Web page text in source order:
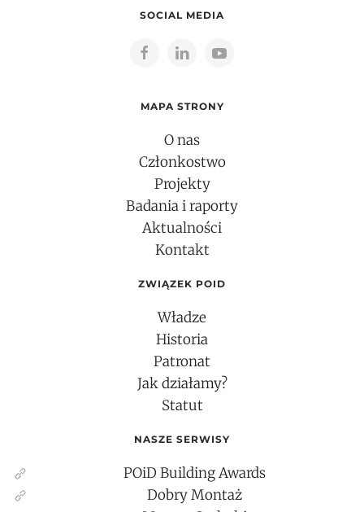
SOCIAL MEDIA
MAPA STRONY
O nas
Członkostwo
Projekty
Badania i raporty
Aktualności
Kontakt
ZWIĄZEK POID
Władze
Historia
Patronat
Jak działamy?
Statut
NASZE SERWISY
POiD Building Awards
Dobry Montaż